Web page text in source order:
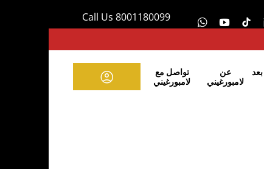
Call Us 8001180099
عن
لامبورغيني
تواصل مع
لامبورغيني